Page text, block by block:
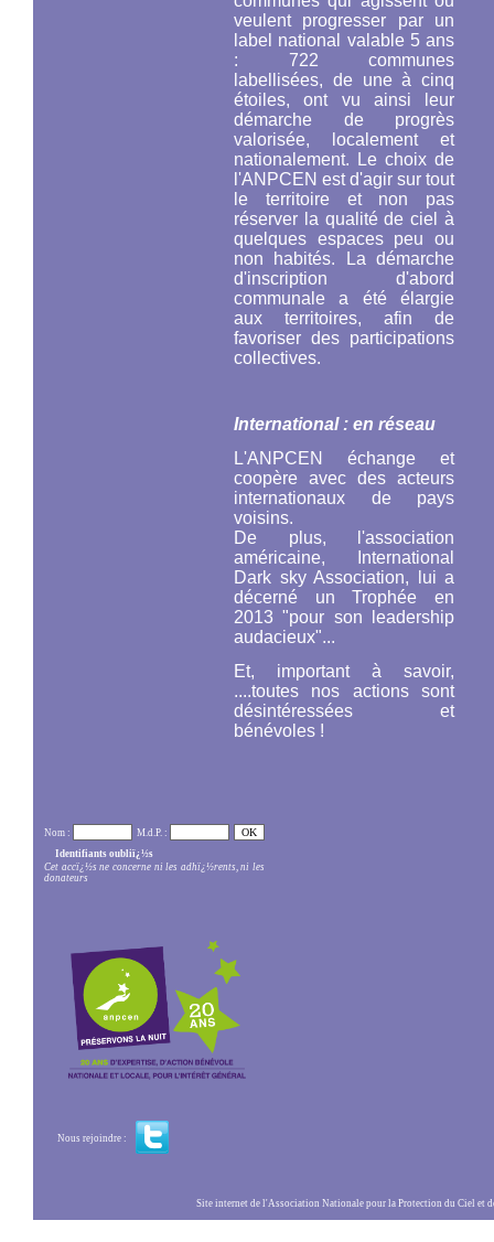
veulent progresser par un
label national valable 5 ans
: 722 communes
labellisées, de une à cinq
étoiles, ont vu ainsi leur
démarche de progrès
valorisée, localement et
nationalement. Le choix de
l'ANPCEN est d'agir sur tout
le territoire et non pas
réserver la qualité de ciel à
quelques espaces peu ou
non habités. La démarche
d'inscription d'abord
communale a été élargie
aux territoires, afin de
favoriser des participations
collectives.
International : en réseau
L'ANPCEN échange et
coopère avec des acteurs
internationaux de pays
voisins.
De plus, l'association
américaine,
International
Dark sky Association,
lui a
décerné un Trophée en
2013 "pour son leadership
audacieux"...
Et, important à savoir,
....toutes nos actions sont
désintéressées et
bénévoles !
Nom :
M.d.P. :
Identifiants oubliï¿½s
Cet accï¿½s ne concerne ni les adhï¿½rents, ni les
donateurs
Nous rejoindre :
Site internet de l'Association Nationale pour la Protection du Ciel et de